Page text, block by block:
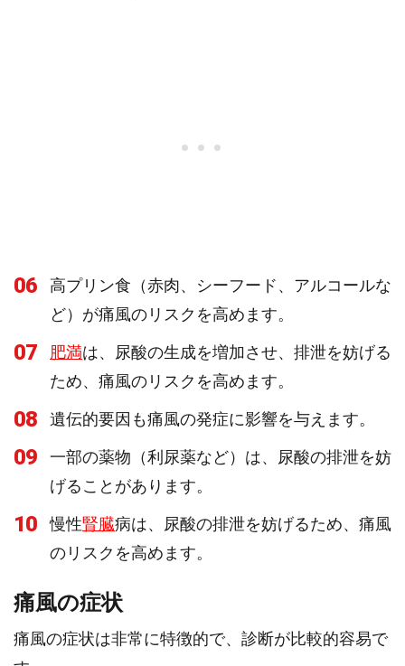
06
高プリン食（赤肉、シーフード、アルコールな
ど）が痛風のリスクを高めます。
07 肥満は、尿酸の生成を増加させ、排泄を妨げる
ため、痛風のリスクを高めます。
08 遺伝的要因も痛風の発症に影響を与えます。
09
一部の薬物（利尿薬など）は、尿酸の排泄を妨
げることがあります。
10 慢性腎臓病は、尿酸の排泄を妨げるため、痛風
のリスクを高めます。
痛風の症状
痛風の症状は非常に特徴的で、診断が比較的容易で